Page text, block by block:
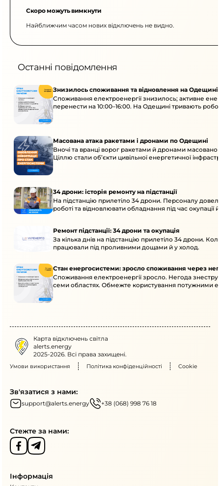
Скоро можуть вимкнути
Найближчим часом нових відключень не видно.
Останні повідомлення
Знизилось споживання та відновлення на Одещині
Споживання електроенергії знизилось; активне
перенести на 10:00–16:00. На Одещині тривають
Масована атака ракетами і дронами по Одещині
Вночі та вранці ворог ракетами й дронами
Ціллю стали об’єкти цивільної енергетичної
34 дрони: історія ремонту на підстанції
На підстанцію прилетіло 34 дрони. Персоналу
роботі та відновлювати обладнання під час окупації
Ремонт підстанції: 34 дрони та окупація
За кілька днів на підстанцію прилетіло 34 дрони.
працювали під проливними дощами й у холод.
Стан енергосистеми: зросло споживання через
Споживання електроенергії зросло. Негода
семи областях. Обмежте користування потужними
Карта відключень світла
alerts.energy
2025-2026. Всі права захищені.
Умови використання Політика конфіденційності Cookie
Зв'язатися з нами:
support@alerts.energy +38 (068) 998 76 18
Стежте за нами:
Інформація